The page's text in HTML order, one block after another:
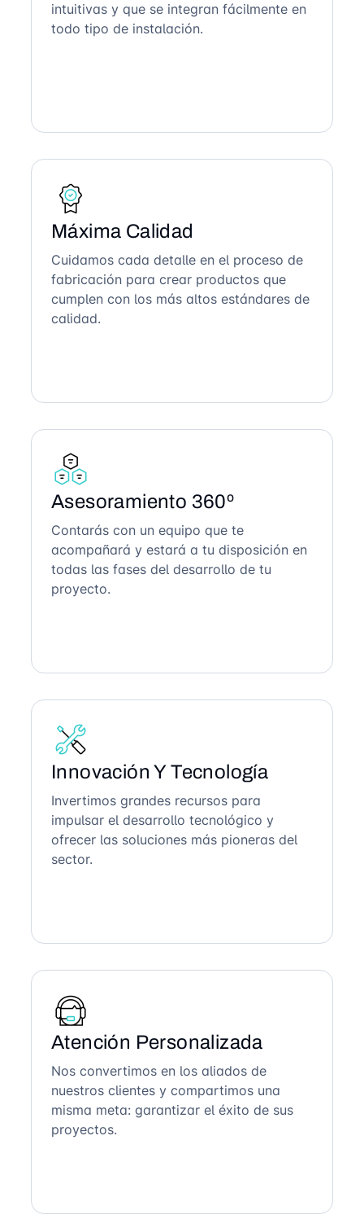
intuitivas y que se integran fácilmente en
todo tipo de instalación.
Máxima Calidad
Cuidamos cada detalle en el proceso de
fabricación para crear productos que
cumplen con los más altos estándares de
calidad.
Asesoramiento 360º
Contarás con un equipo que te
acompañará y estará a tu disposición en
todas las fases del desarrollo de tu
proyecto.
Innovación Y Tecnología
Invertimos grandes recursos para
impulsar el desarrollo tecnológico y
ofrecer las soluciones más pioneras del
sector.
Atención Personalizada
Nos convertimos en los aliados de
nuestros clientes y compartimos una
misma meta: garantizar el éxito de sus
proyectos.